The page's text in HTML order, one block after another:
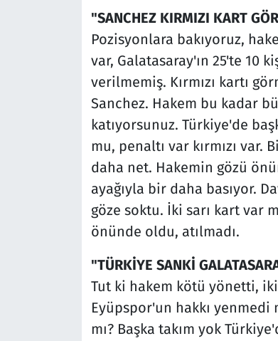
"SANCHEZ KIRMIZI KART
Pozisyonlara bakıyoruz,
var, Galatasaray'ın 25'te 10
verilmemiş. Kırmızı kartı
Sanchez. Hakem bu kadar
katıyorsunuz. Türkiye'de
mu, penaltı var kırmızı var.
daha net. Hakemin gözü
ayağıyla bir daha basıyor.
göze soktu. İki sarı kart var
önünde oldu, atılmadı.
"TÜRKİYE SANKİ
Tut ki hakem kötü yönetti,
Eyüpspor'un hakkı yenmedi
mı? Başka takım yok